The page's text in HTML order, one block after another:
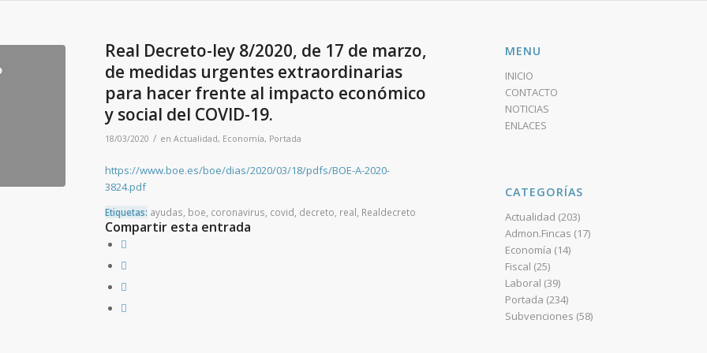
Real Decreto-ley 8/2020, de 17 de marzo,
de medidas urgentes extraordinarias
para hacer frente al impacto económico
y social del COVID-19.
18/03/2020 / en Actualidad, Economía, Portada
https://www.boe.es/boe/dias/2020/03/18/pdfs/BOE-A-2020-
3824.pdf
Etiquetas: ayudas boe coronavirus covid decreto real Realdecreto
Compartir esta entrada
MENU
INICIO
CONTACTO
NOTICIAS
ENLACES
CATEGORÍAS
Actualidad (203)
Admon.Fincas (17)
Economía (14)
Fiscal (25)
Laboral (39)
Portada (234)
Subvenciones (58)